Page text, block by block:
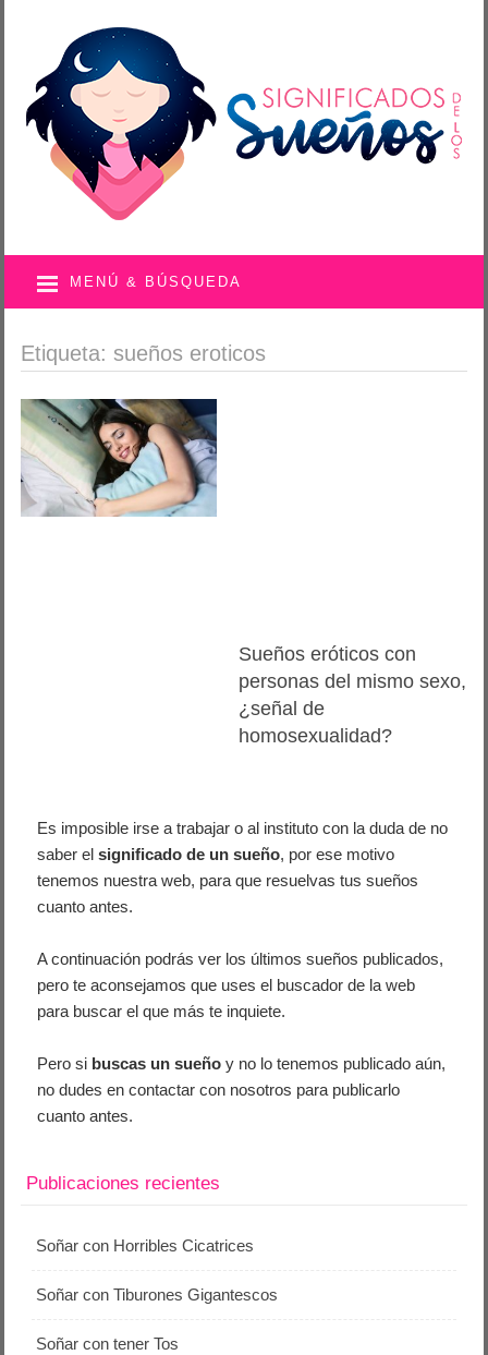
MENÚ & BÚSQUEDA
Etiqueta: sueños eroticos
Sueños eróticos con
personas del mismo sexo,
¿señal de
homosexualidad?
Es imposible irse a trabajar o al instituto con la duda de no
saber elsignificado de un sueño, por ese motivo
tenemos nuestra web, para que resuelvas tus sueños
cuanto antes.
A continuación podrás ver los últimos sueños publicados,
pero te aconsejamos que uses el buscador de la web
para buscar el que más te inquiete.
Pero si buscas un sueño y no lo tenemos publicado aún,
no dudes en contactar con nosotros para publicarlo
cuanto antes.
Publicaciones recientes
Soñar con Horribles Cicatrices
Soñar con Tiburones Gigantescos
Soñar con tener Tos